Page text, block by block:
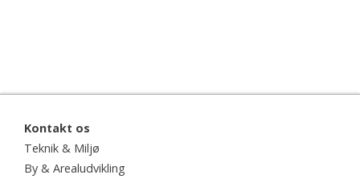
Kontakt os
Teknik & Miljø
By & Arealudvikling